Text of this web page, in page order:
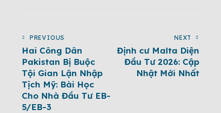
PREVIOUS
Hai Công Dân
Pakistan Bị Buộc
Tội Gian Lận Nhập
Tịch Mỹ: Bài Học
Cho Nhà Đầu Tư EB-
5/EB-3
NEXT
Định cư Malta Diện
Đầu Tư 2026: Cập
Nhật Mới Nhất